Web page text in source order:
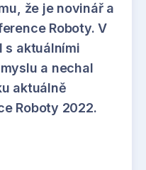
že je novinář a
Roboty. V
s aktuálními
a nechal
aktuálně
Roboty 2022.